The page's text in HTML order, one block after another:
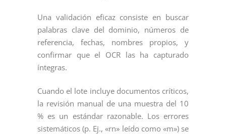
Una validación eficaz consiste en buscar
palabras clave del dominio, números de
referencia, fechas, nombres propios, y
confirmar que el OCR las ha capturado
íntegras.
Cuando el lote incluye documentos críticos,
la revisión manual de una muestra del 10
% es un estándar razonable. Los errores
sistemáticos (p. Ej., «rn» leído como «m») se